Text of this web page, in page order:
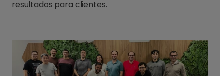
resultados para clientes.